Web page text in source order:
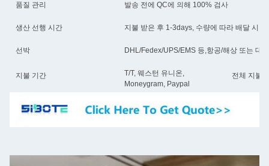
품질 관리 발송 전에 QC에 의해 100% 검사
생산 선행 시간 지불 받은 후 1-3days, 수량에 따라 배달 시간
선박 DHL/Fedex/UPS/EMS 등,항공/해상 또는 대
지불 기간
T/T, 웨스턴 유니온,
Moneygram, Paypal
전체 지불